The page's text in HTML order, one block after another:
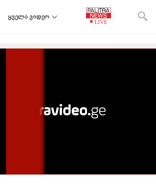
ყველა ვიდეო